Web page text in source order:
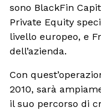
sono BlackFin
Private Equity
livello europeo, e
dell’azienda.
Con
2010, sarà
il suo percorso di